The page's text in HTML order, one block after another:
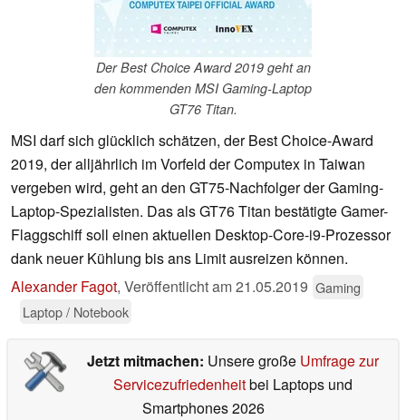
Der Best Choice Award 2019 geht an
den kommenden MSI Gaming-Laptop
GT76 Titan.
MSI darf sich glücklich schätzen, der Best Choice-Award
2019, der alljährlich im Vorfeld der Computex in Taiwan
vergeben wird, geht an den GT75-Nachfolger der Gaming-
Laptop-Spezialisten. Das als GT76 Titan bestätigte Gamer-
Flaggschiff soll einen aktuellen Desktop-Core-i9-Prozessor
dank neuer Kühlung bis ans Limit ausreizen können.
Alexander Fagot, Veröffentlicht am21.05.2019 Gaming
Laptop / Notebook
Jetzt mitmachen: Unsere große Umfrage zur
Servicezufriedenheitbei Laptops und
Smartphones 2026